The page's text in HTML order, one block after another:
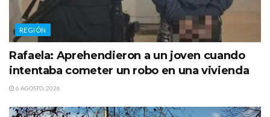
REGIÓN
Rafaela: Aprehendieron a un joven cuando
intentaba cometer un robo en una vivienda
6 AGOSTO, 2026